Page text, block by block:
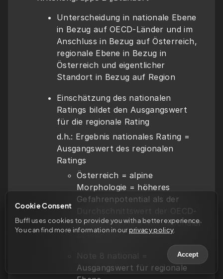
Cookie Consent
Buffl uses cookies to provide you with a better experience.
You can find more information in our privacy policy.
Accept
Unterscheidung in nationale Ebene
in Bezug auf OECD-Länder und im
Anschluss in Bezug auf Österreich,
regionale Ebene in Bezug in
Österreich und eigentlicher
Standort in Bezug auf Region
Einschätzung des nationalen
Ratings bildet den Ausgangswert
für die regionale Rating
d.h.: Ergebnis nationales Rating =
Ausgangswert des regionalen
Ratings
Österreich = alpine
Morphologie = höheres
Gefahrenpotential als der
Durchschnittswert der OECD-
Länder = Note 8 auf nationaler
Ebene
Note 8 national =
Ausgangswert für regionale